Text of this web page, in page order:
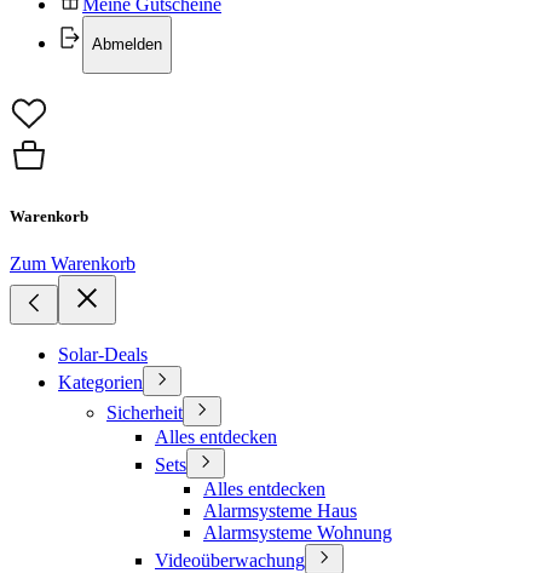
Meine Gutscheine
Abmelden
Warenkorb
Zum Warenkorb
Solar-Deals
Kategorien
Sicherheit
Alles entdecken
Sets
Alles entdecken
Alarmsysteme Haus
Alarmsysteme Wohnung
Videoüberwachung